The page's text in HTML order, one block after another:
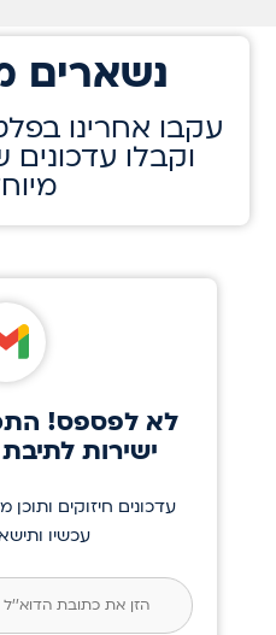
!נשארים
וקבלו עדכונים
לא לפספס!
ישירות
עדכונים חיזוקים
עכשיו